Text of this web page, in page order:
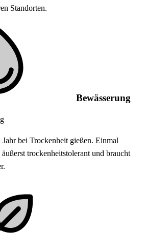
Standorten.
Bewässerung
Jahr bei Trockenheit gießen. Einmal
trockenheitstolerant und braucht